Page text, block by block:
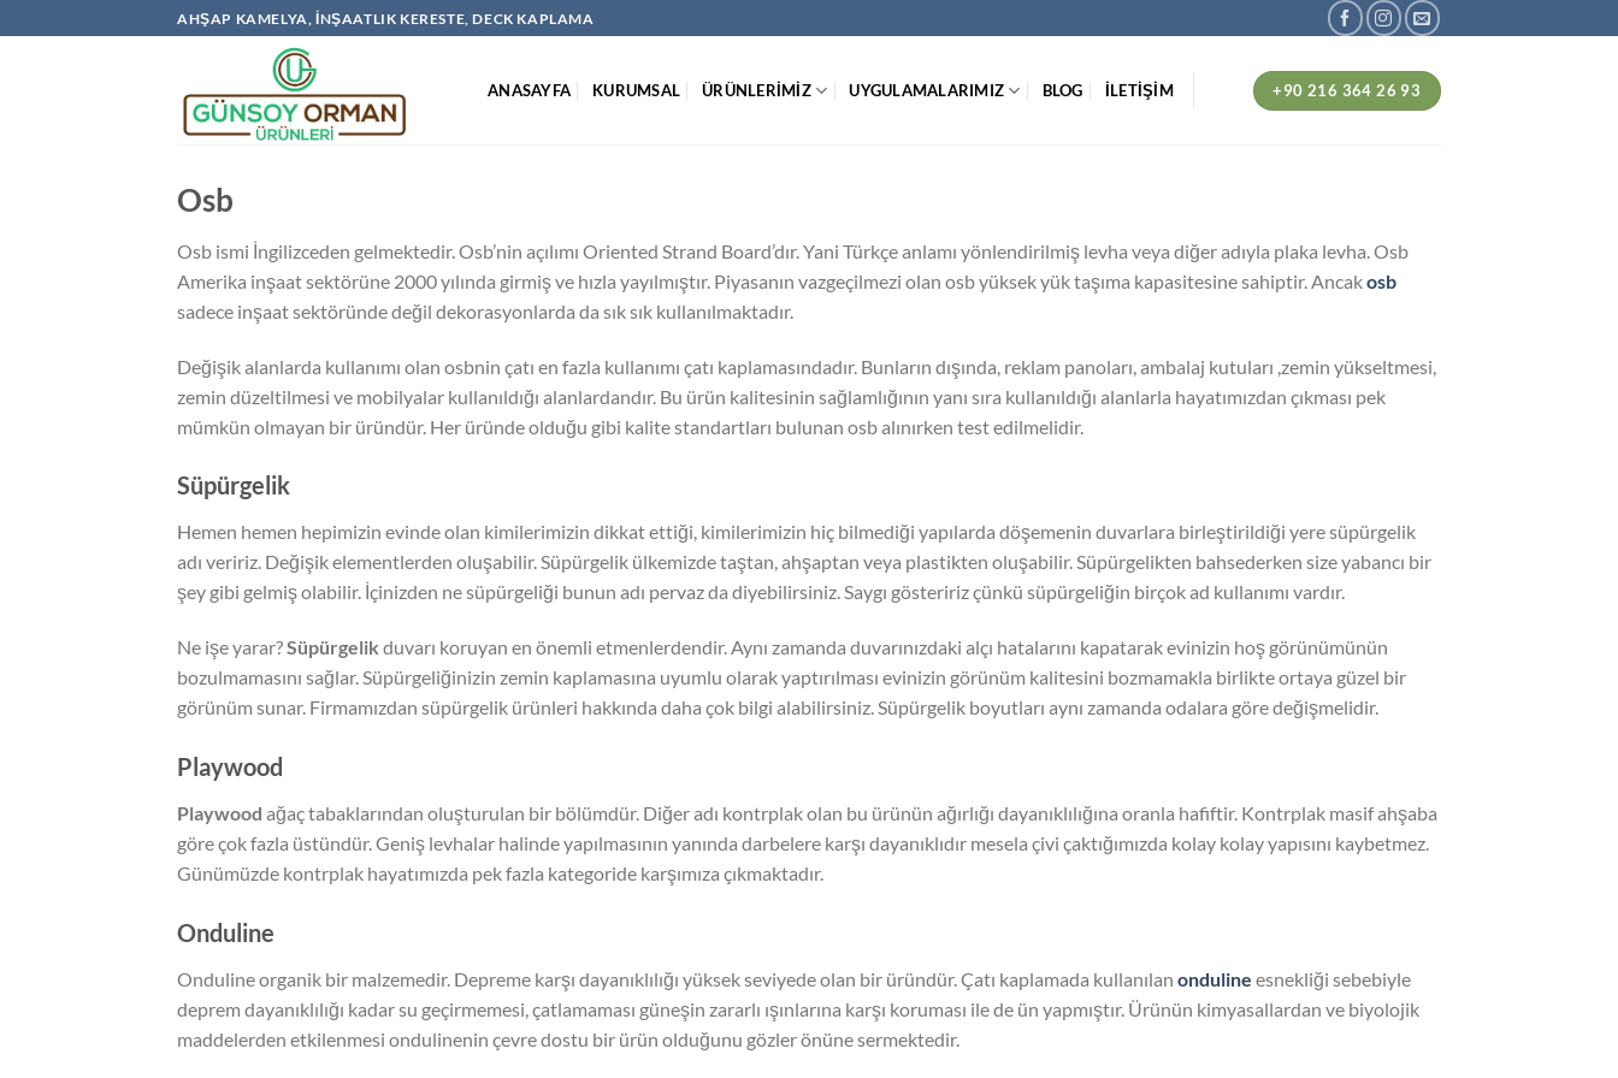
AHŞAP KAMELYA, İNŞAATLIK KERESTE, DECK KAPLAMA
ANASAYFA KURUMSAL ÜRÜNLERİMİZ UYGULAMALARIMIZ BLOG İLETİŞİM +90 216 364 26 93
Osb
Osb ismi İngilizceden gelmektedir. Osb’nin açılımı Oriented Strand Board’dır. Yani Türkçe anlamı yönlendirilmiş levha veya diğer adıyla plaka levha. Osb
Amerika inşaat sektörüne 2000 yılında girmiş ve hızla yayılmıştır. Piyasanın vazgeçilmezi olan osb yüksek yük taşıma kapasitesine sahiptir. Ancakosb
sadece inşaat sektöründe değil dekorasyonlarda da sık sık kullanılmaktadır.
Değişik alanlarda kullanımı olan osbnin çatı en fazla kullanımı çatı kaplamasındadır. Bunların dışında, reklam panoları, ambalaj kutuları ,zemin yükseltmesi,
zemin düzeltilmesi ve mobilyalar kullanıldığı alanlardandır. Bu ürün kalitesinin sağlamlığının yanı sıra kullanıldığı alanlarla hayatımızdan çıkması pek
mümkün olmayan bir üründür. Her üründe olduğu gibi kalite standartları bulunan osb alınırken test edilmelidir.
Süpürgelik
Hemen hemen hepimizin evinde olan kimilerimizin dikkat ettiği, kimilerimizin hiç bilmediği yapılarda döşemenin duvarlara birleştirildiği yere süpürgelik
adı veririz. Değişik elementlerden oluşabilir. Süpürgelik ülkemizde taştan, ahşaptan veya plastikten oluşabilir. Süpürgelikten bahsederken size yabancı bir
şey gibi gelmiş olabilir. İçinizden ne süpürgeliği bunun adı pervaz da diyebilirsiniz. Saygı gösteririz çünkü süpürgeliğin birçok ad kullanımı vardır.
Ne işe yarar?Süpürgelik duvarı koruyan en önemli etmenlerdendir. Aynı zamanda duvarınızdaki alçı hatalarını kapatarak evinizin hoş görünümünün
bozulmamasını sağlar. Süpürgeliğinizin zemin kaplamasına uyumlu olarak yaptırılması evinizin görünüm kalitesini bozmamakla birlikte ortaya güzel bir
görünüm sunar. Firmamızdan süpürgelik ürünleri hakkında daha çok bilgi alabilirsiniz. Süpürgelik boyutları aynı zamanda odalara göre değişmelidir.
Playwood
Playwood ağaç tabaklarından oluşturulan bir bölümdür. Diğer adı kontrplak olan bu ürünün ağırlığı dayanıklılığına oranla hafiftir. Kontrplak masif ahşaba
göre çok fazla üstündür. Geniş levhalar halinde yapılmasının yanında darbelere karşı dayanıklıdır mesela çivi çaktığımızda kolay kolay yapısını kaybetmez.
Günümüzde kontrplak hayatımızda pek fazla kategoride karşımıza çıkmaktadır.
Onduline
Onduline organik bir malzemedir. Depreme karşı dayanıklılığı yüksek seviyede olan bir üründür. Çatı kaplamada kullanılan onduline esnekliği sebebiyle
deprem dayanıklılığı kadar su geçirmemesi, çatlamaması güneşin zararlı ışınlarına karşı koruması ile de ün yapmıştır. Ürünün kimyasallardan ve biyolojik
maddelerden etkilenmesi ondulinenin çevre dostu bir ürün olduğunu gözler önüne sermektedir.